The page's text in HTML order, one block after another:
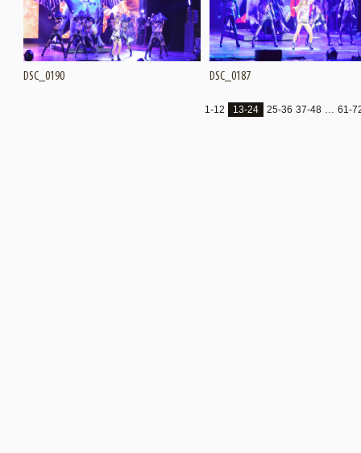
Подробнее Увеличить
DSC_0190
Подробнее
DSC_0187
1-12 13-24 25-36 37-48 ... 61-